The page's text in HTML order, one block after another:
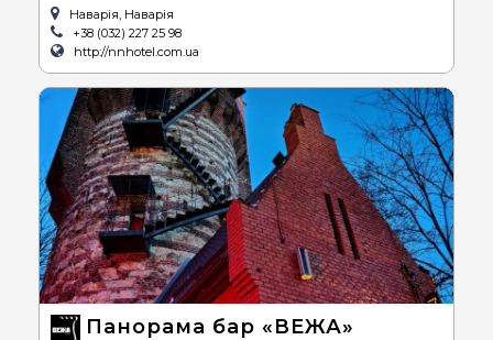
Наварія, Наварія
+38 (032) 227 25 98
http://nnhotel.com.ua
Панорама бар «ВЕЖА»